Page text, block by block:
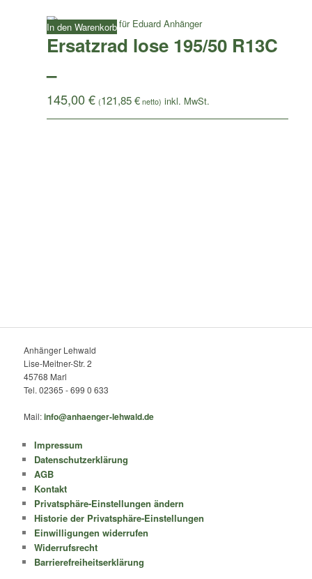
Ersatzrad lose 195/50 R13C
–
145,00€ (121,85€netto)
In den Warenkorb
Anhänger Lehwald
Lise-Meitner-Str. 2
45768 Marl
Tel. 02365 - 699 0 633
Mail:info@anhaenger-lehwald.de
Impressum
Datenschutzerklärung
AGB
Kontakt
Privatsphäre-Einstellungen ändern
Historie der Privatsphäre-Einstellungen
Einwilligungen widerrufen
Widerrufsrecht
Barrierefreiheitserklärung